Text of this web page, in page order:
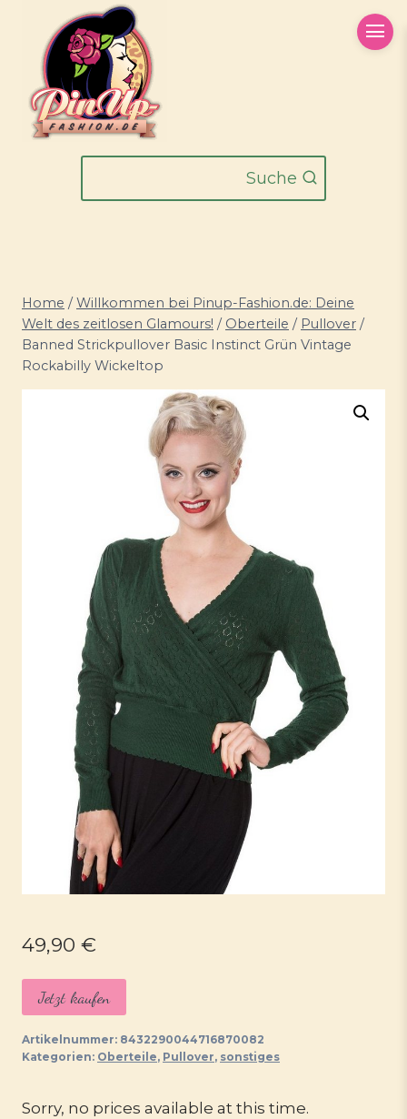
springen
Suche
Home / Willkommen bei Pinup-Fashion.de: Deine
Welt des zeitlosen Glamours! / Oberteile / Pullover /
Banned Strickpullover Basic Instinct Grün Vintage
Rockabilly Wickeltop
49,90 €
Jetzt kaufen
Artikelnummer: 8432290044716870082
Kategorien: Oberteile, Pullover, sonstiges
Sorry, no prices available at this time.